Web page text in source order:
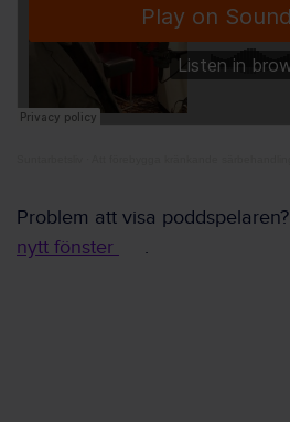
Problem att visa poddspelaren?
nytt fönster
.